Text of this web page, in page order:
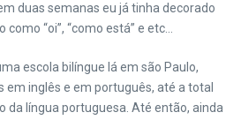
duas semanas eu já tinha decorado
“oi”, “como está” e etc…
escola bilíngue lá em são Paulo,
em inglês e em português, até a total
da língua portuguesa. Até então, ainda